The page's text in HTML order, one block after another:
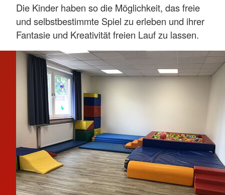
Die Kinder haben so die Möglichkeit, das freie
und selbstbestimmte Spiel zu erleben und ihrer
Fantasie und Kreativität freien Lauf zu lassen.